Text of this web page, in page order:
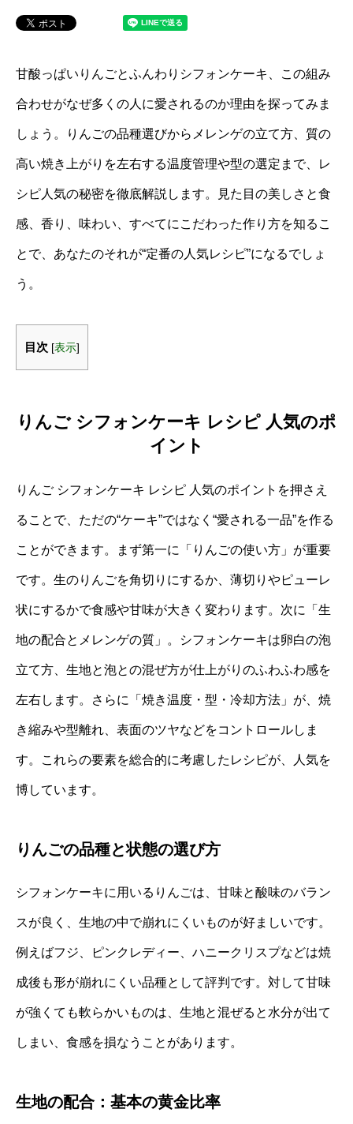
甘酸っぱいりんごとふんわりシフォンケーキ、この組み
合わせがなぜ多くの人に愛されるのか理由を探ってみま
しょう。りんごの品種選びからメレンゲの立て方、質の
高い焼き上がりを左右する温度管理や型の選定まで、レ
シピ人気の秘密を徹底解説します。見た目の美しさと食
感、香り、味わい、すべてにこだわった作り方を知るこ
とで、あなたのそれが“定番の人気レシピ”になるでしょ
う。
目次 [表示]
りんご シフォンケーキ レシピ 人気のポ
イント
りんご シフォンケーキ レシピ 人気のポイントを押さえ
ることで、ただの“ケーキ”ではなく“愛される一品”を作る
ことができます。まず第一に「りんごの使い方」が重要
です。生のりんごを角切りにするか、薄切りやピューレ
状にするかで食感や甘味が大きく変わります。次に「生
地の配合とメレンゲの質」。シフォンケーキは卵白の泡
立て方、生地と泡との混ぜ方が仕上がりのふわふわ感を
左右します。さらに「焼き温度・型・冷却方法」が、焼
き縮みや型離れ、表面のツヤなどをコントロールしま
す。これらの要素を総合的に考慮したレシピが、人気を
博しています。
りんごの品種と状態の選び方
シフォンケーキに用いるりんごは、甘味と酸味のバラン
スが良く、生地の中で崩れにくいものが好ましいです。
例えばフジ、ピンクレディー、ハニークリスプなどは焼
成後も形が崩れにくい品種として評判です。対して甘味
が強くても軟らかいものは、生地と混ぜると水分が出て
しまい、食感を損なうことがあります。
生地の配合：基本の黄金比率